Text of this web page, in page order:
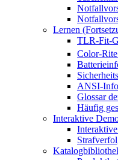
Lernen
TLR-Fit-
Color-
ANSI-
Glossar
Häufig
Interaktive